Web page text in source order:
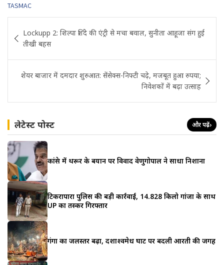
TASMAC
navigation
Lockupp 2: शिल्पा शिंदे की एंट्री से मचा बवाल, सुनीता आहूजा संग हुई
तीखी बहस
शेयर बाजार में दमदार शुरुआत: सेंसेक्स-निफ्टी चढ़े, मजबूत हुआ रुपया;
निवेशकों में बढ़ा उत्साह
लेटेस्ट पोस्ट और पढ़ें›
कांग्रेस में थरूर के बयान पर विवाद वेणुगोपाल ने साधा निशाना
टिकरापारा पुलिस की बड़ी कार्रवाई, 14.828 किलो गांजा के साथ
UP का तस्कर गिरफ्तार
गंगा का जलस्तर बढ़ा, दशाश्वमेध घाट पर बदली आरती की जगह